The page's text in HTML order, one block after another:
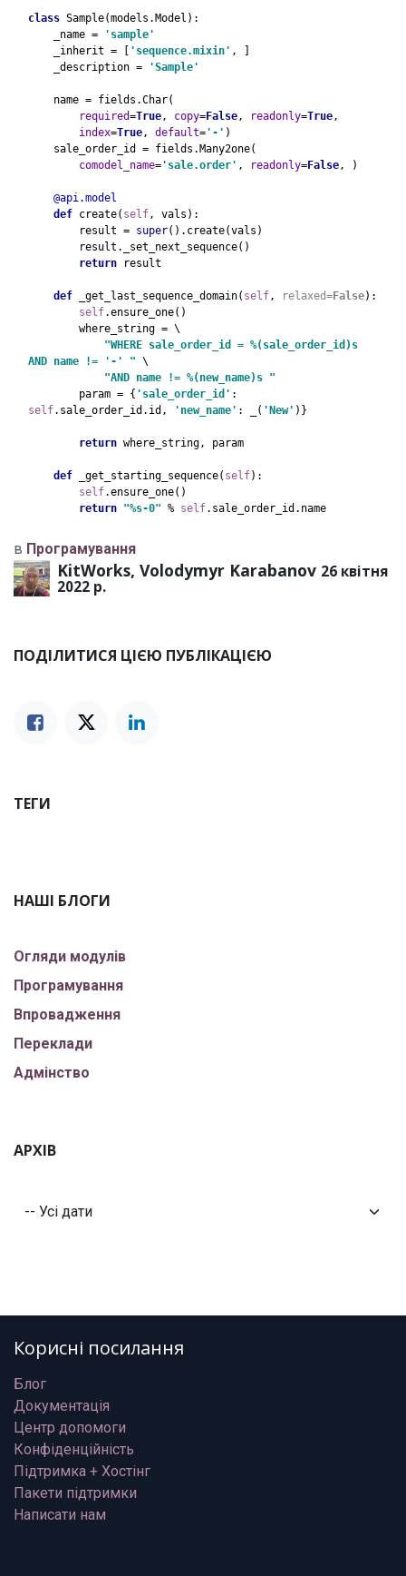
class Sample(models.Model):
    _name =
'sample'
_inherit = [
'sequence.mixin' , ]
    _description =
'Sample'
name = fields.Char(
required=True, copy=False, readonly=True,
index=True, default='-' )
    sale_order_id = fields.Many2one(
comodel_name='sale.order' , readonly=False, )
@api.model
def create( self, vals):
        result =
super().create(vals)
        result._set_next_sequence()
return
result
def _get_last_sequence_domain( self, relaxed=False):
self.ensure_one()
        where_string = \
"WHERE sale_order_id = %(sale_order_id)s
AND name != '-' " \
"AND name != %(new_name)s "
param = { 'sale_order_id'
self.sale_order_id.id, 'new_name' : _( 'New' )}
return where_string, param
def _get_starting_sequence( self):
self.ensure_one()
return "%s-0" % self.sale_order_id.name
в Програмування
KitWorks, Volodymyr Karabanov 26 квітня
2022 р.
ПОДІЛИТИСЯ ЦІЄЮ ПУБЛІКАЦІЄЮ
ТЕГИ
НАШІ БЛОГИ
Огляди модулів
Програмування
Впровадження
Переклади
Адмінство
АРХІВ
Корисні посилання
Блог
Документація
Центр допомоги
Конфіденційність
Підтримка + Хостінг
Пакети підтримки
Написати нам